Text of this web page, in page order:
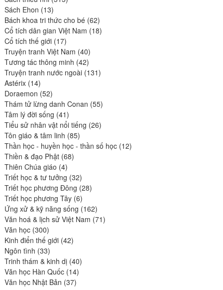
Sách Ehon 1313
produits
Bách khoa tri thức cho bé 6262
produits
Cổ tích dân gian Việt Nam 1818
Cổ tích thế giới 1717
produits
Truyện tranh Việt Nam 4040
produits
Tương tác thông minh 4242
produits
Truyện tranh nước ngoài 131131
Astérix 1414
produits
Doraemon 5252
produits
Thám tử lừng danh Conan 5555
Tâm lý đời sống 4141
produits
Tiểu sử nhân vật nổi tiếng 2626
Tôn giáo & tâm linh 8585
produits
Thần học - huyền học - thần số học 1212
Thiền & đạo Phật 6868
Thiên Chúa giáo 44
produits
Triết học & tư tưởng 3232
produits
Triết học phương Đông 2828
Triết học phương Tây 66
produits
Ứng xử & kỹ năng sống 162162
produits
Văn hoá & lịch sử Việt Nam 7171
Văn học 300300
produits
Kinh điển thế giới 4242
Ngôn tình 3333
produits
Trinh thám & kinh dị 4040
Văn học Hàn Quốc 1414
produits
Văn học Nhật Bản 3737